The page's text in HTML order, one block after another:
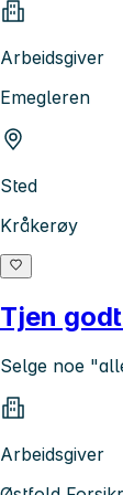
Arbeidsgiver
Emegleren
Sted
Kråkerøy
Tjen
Selge noe
Arbeidsgiver